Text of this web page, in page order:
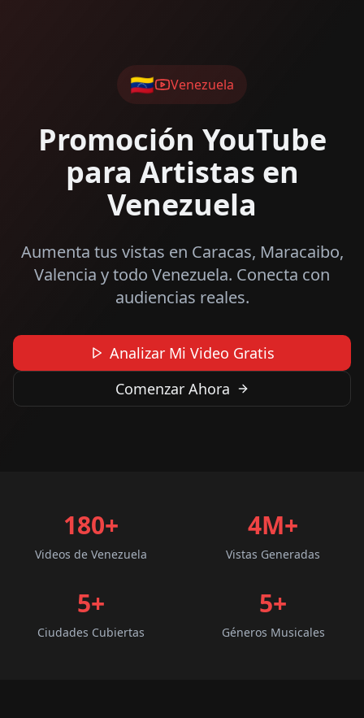
🇻🇪 Venezuela
Promoción YouTube
para Artistas en
Venezuela
Aumenta tus vistas en Caracas, Maracaibo,
Valencia y todo Venezuela. Conecta con
audiencias reales.
Analizar Mi Video Gratis
Comenzar Ahora
180+
Videos de Venezuela
4M+
Vistas Generadas
5+
Ciudades Cubiertas
5+
Géneros Musicales